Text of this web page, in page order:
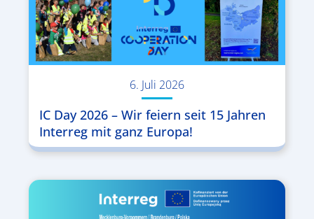
6. Juli 2026
IC Day 2026 – Wir feiern seit 15 Jahren
Interreg mit ganz Europa!